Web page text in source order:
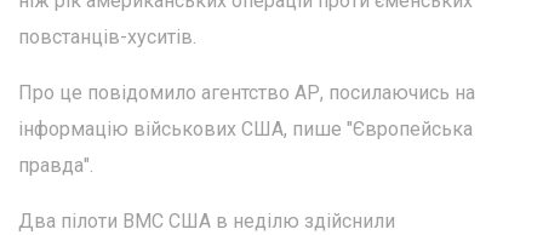
повстанців-хуситів.
Про це повідомило агентство АР, посилаючись на
інформацію військових США, пише "Європейська
правда".
Два пілоти ВМС США в неділю здійснили